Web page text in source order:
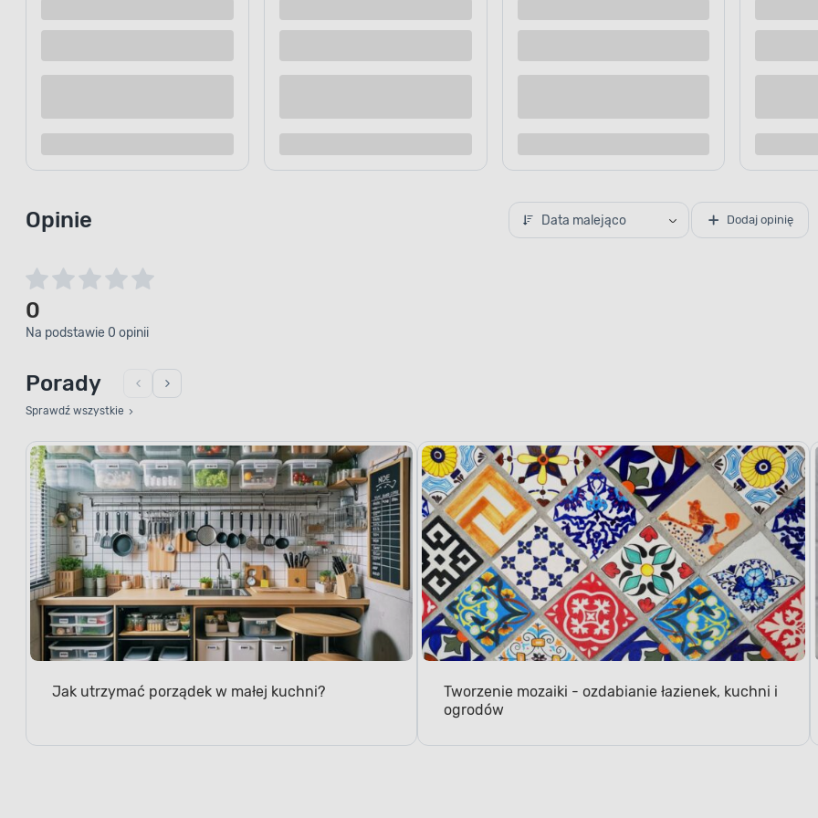
Dostępne z dostawą
Dostępne w sklepie
Kup teraz
Dostępne z dostawą
Dostępne w sklepie
Kup teraz
Dostępne z dostawą
Dostępne w sklepie
Kup
Data malejąco Dodaj opinię
0
Na podstawie 0 opinii
Sprawdź wszystkie
ogrodów